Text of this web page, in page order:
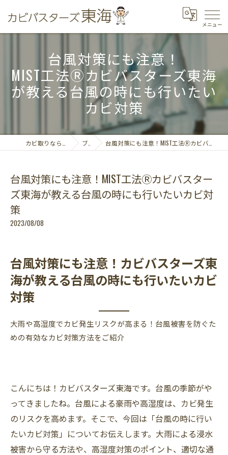
台風対策にも注意！
MIST工法Ⓡカビバスターズ東海
が教える台風の時にも行いたい
カビ対策
ブログ 台風対策にも注意！MIST工法Ⓡカビバスターズ東海が教える台風の時にも行いたいカビ対策
台風対策にも注意！MIST工法Ⓡカビバスター
ズ東海が教える台風の時にも行いたいカビ対
策
2023/08/08
台風対策にも注意！カビバスターズ東
海が教える台風の時にも行いたいカビ
対策
大雨や高湿度でカビ発生リスクが高まる！台風被害を防ぐた
めの有効なカビ対策方法をご紹介
こんにちは！カビバスターズ東海です。台風の季節がや
ってきましたね。台風による豪雨や高湿度は、カビ発生
のリスクを高めます。そこで、今回は「台風の時に行い
たいカビ対策」についてお伝えします。大雨による浸水
被害から守る方法や、高湿度対策のポイント、適切な通